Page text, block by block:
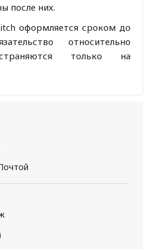
после них.
оформляется сроком до
относительно
только на